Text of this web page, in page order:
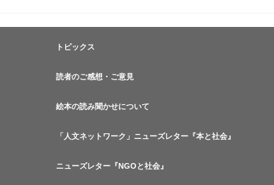
トピックス
読者のご感想・ご意見
絵本の読み聞かせについて
「人文ネットワーク」ニューズレター『本と社会』
ニューズレター『NGOと社会』